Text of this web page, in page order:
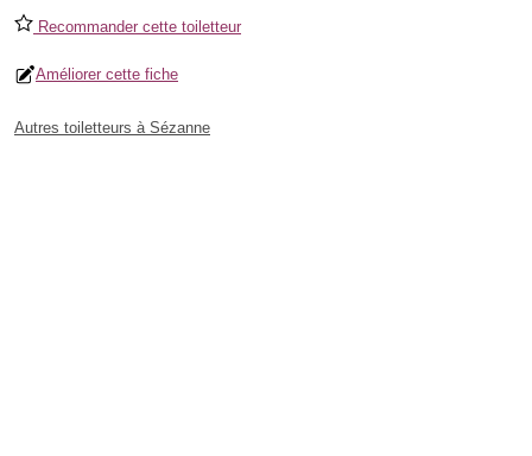
Recommander cette toiletteur
Améliorer cette fiche
Autres toiletteurs à Sézanne